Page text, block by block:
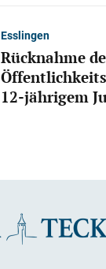
Esslingen
Rücknahme
12-jährigem